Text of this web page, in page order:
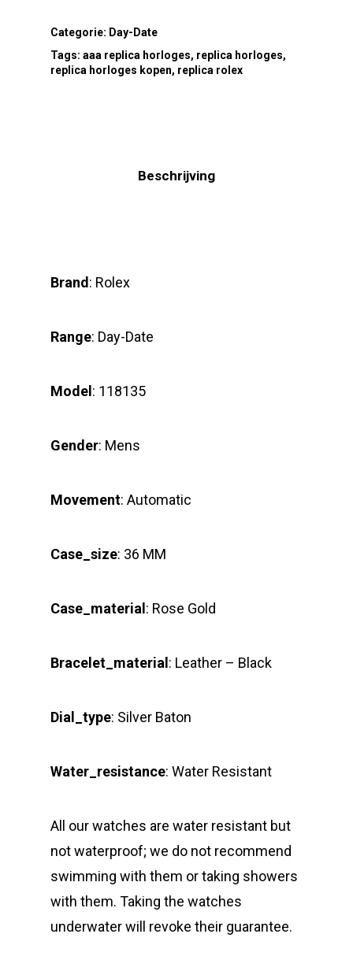
Categorie: Day-Date
Tags: aaa replica horloges, replica horloges,
replica horloges kopen, replica rolex
Beschrijving
Brand : Rolex
Range: Day-Date
Model : 118135
Gender: Mens
Movement: Automatic
Case_size: 36 MM
Case_material : Rose Gold
Bracelet_material : Leather – Black
Dial_type: Silver Baton
Water_resistance: Water Resistant
All our watches are water resistant but
not waterproof; we do not recommend
swimming with them or taking showers
with them. Taking the watches
underwater will revoke their guarantee.